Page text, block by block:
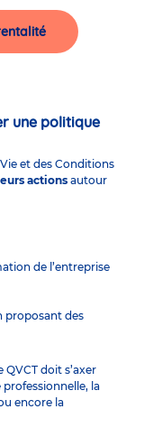
une politique
et des Conditions
actions autour
de l’entreprise
proposant des
doit s’axer
la
encore la